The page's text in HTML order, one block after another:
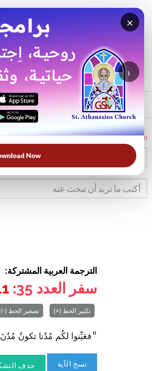
×
›
Now
الرئيسية
الترجمة العربية المشتركة:
سفر العدد 35
: 11
تكبير الخط (+) تصغير الخط (-)
"فعَيِّنوا لكُم مُدُنا تكونُ مُدُنَ
نسخ الآية حذف